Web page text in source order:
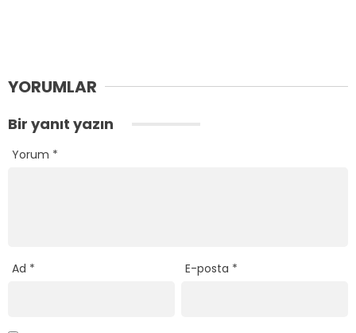
YORUMLAR
Bir yanıt yazın
Yorum *
Ad * E-posta *